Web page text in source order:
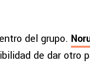
del grupo.
de dar otro